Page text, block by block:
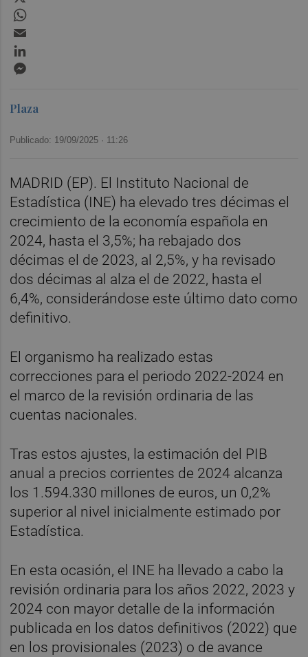
Plaza
Publicado: 19/09/2025 · 11:26
MADRID (EP). El Instituto Nacional de
Estadística (INE) ha elevado tres décimas el
crecimiento de la economía española en
2024, hasta el 3,5%; ha rebajado dos
décimas el de 2023, al 2,5%, y ha revisado
dos décimas al alza el de 2022, hasta el
6,4%, considerándose este último dato como
definitivo.
El organismo ha realizado estas
correcciones para el periodo 2022-2024 en
el marco de la revisión ordinaria de las
cuentas nacionales.
Tras estos ajustes, la estimación del PIB
anual a precios corrientes de 2024 alcanza
los 1.594.330 millones de euros, un 0,2%
superior al nivel inicialmente estimado por
Estadística.
En esta ocasión, el INE ha llevado a cabo la
revisión ordinaria para los años 2022, 2023 y
2024 con mayor detalle de la información
publicada en los datos definitivos (2022) que
en los provisionales (2023) o de avance